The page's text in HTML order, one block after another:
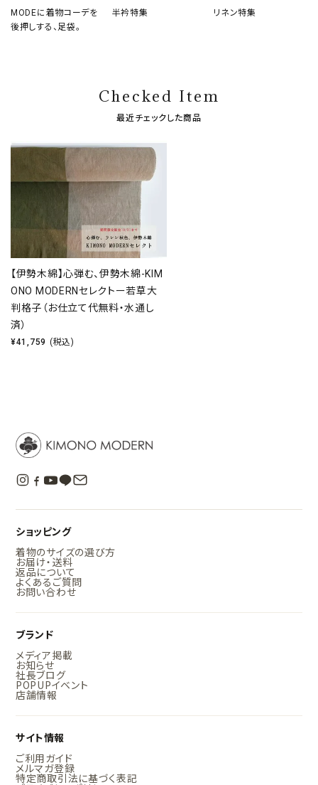
MODEに着物コーデを
後押しする、足袋。
半衿特集 リネン特集
Checked Item
最近チェックした商品
【伊勢木綿】心弾む、伊勢木綿-KIM
ONO MODERNセレクトー若草大
判格子（お仕立て代無料・水通し
済）
¥41,759 (税込)
ショッピング
着物のサイズの選び方
お届け・送料
返品について
よくあるご質問
お問い合わせ
ブランド
メディア掲載
お知らせ
社長ブログ
POPUPイベント
店舗情報
サイト情報
ご利用ガイド
メルマガ登録
特定商取引法に基づく表記